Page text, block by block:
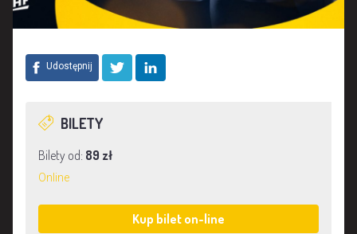
Udostępnij
BILETY
Bilety od: 89 zł
Online
Kup bilet on-line